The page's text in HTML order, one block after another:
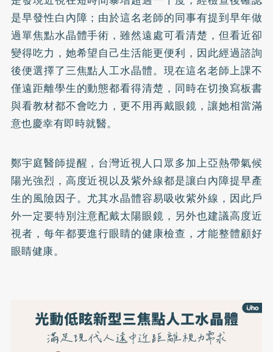
是早發性白內障；由於這名老師的同事有提到早年做
過單焦點水晶體手術，雖然遠處可看清楚，但看近卻
變得吃力，她希望自己生活能更便利，因此經過諮詢
後便選擇了三焦點人工水晶體。現在這名老師上課不
僅遠距離學生的動態都看得清楚，同時在切換寫板書
與看教材都不會吃力，更不用再戴眼鏡，讓她相當滿
意也慶幸有即時就醫。
鄭宇庭醫師提醒，台灣近視人口眾多加上亞熱帶氣候
陽光強烈，高度近視以及紫外線都是讓白內障提早產
生的風險因子。尤其水晶體容易吸收紫外線，因此戶
外一定要特別注意配戴太陽眼鏡，另外也建議高度近
視者，每年都要進行眼睛的健康檢查，才能整體顧好
眼睛健康。